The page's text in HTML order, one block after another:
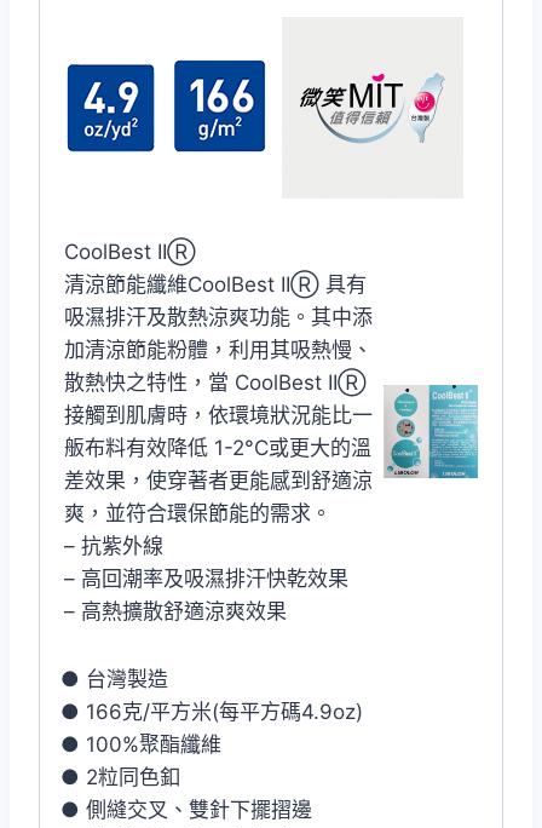
CoolBest IIⓇ
清涼節能纖維CoolBest IIⓇ 具有
吸濕排汗及散熱涼爽功能。其中添
加清涼節能粉體，利用其吸熱慢、
散熱快之特性，當 CoolBest IIⓇ
接觸到肌膚時，依環境狀況能比一
舨布料有效降低 1-2°C或更大的溫
差效果，使穿著者更能感到舒適涼
爽，並符合環保節能的需求。
– 抗紫外線
– 高回潮率及吸濕排汗快乾效果
– 高熱擴散舒適涼爽效果
● 台灣製造
● 166克/平方米(每平方碼4.9oz)
● 100%聚酯纖維
● 2粒同色釦
● 側縫交叉、雙針下擺摺邊